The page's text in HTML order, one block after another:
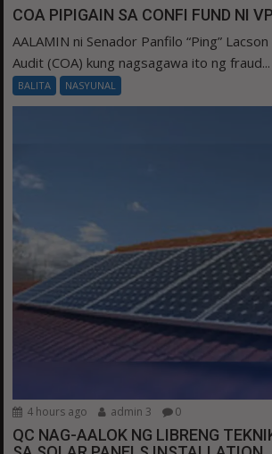
COA PIPIGAIN SA CONFI FUND NI
AALAMIN ni Senador Panfilo “Ping”
Audit (COA) kung nagsagawa ito ng fraud...
BALITA NASYUNAL
4 hours ago admin 3 0
QC NAG-AALOK NG LIBRENG